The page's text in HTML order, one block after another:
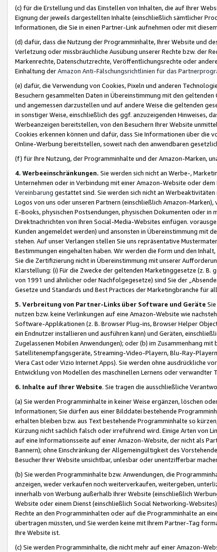
(c) für die Erstellung und das Einstellen von Inhalten, die auf Ihrer
Eignung der jeweils dargestellten Inhalte (einschließlich sämtlicher
Informationen, die Sie in einen Partner-Link aufnehmen oder mit
(d) dafür, dass die Nutzung der Programminhalte, Ihrer Website und
Verletzung oder missbräuchliche Ausübung unserer Rechte bzw. der
Markenrechte, Datenschutzrechte, Veröffentlichungsrechte oder
Einhaltung derAmazon Anti-Fälschungsrichtlinien für das
(e) dafür, die Verwendung von Cookies, Pixeln und anderen
Besuchern gesammelten Daten in Übereinstimmung mit den
und angemessen darzustellen und auf andere Weise die geltenden
in sonstiger Weise, einschließlich des ggf. anzuzeigenden Hinweises,
Werbeanzeigen bereitstellen, von den Besuchern Ihrer Website
Cookies erkennen können und dafür, dass Sie Informationen über die
Online-Werbung bereitstellen, soweit nach den anwendbaren
(f) für Ihre Nutzung, der Programminhalte und der Amazon-Marken,
4. Werbeeinschränkungen. Sie werden sich nicht an Werbe-,
Unternehmen oder in Verbindung mit einer Amazon-Website oder
Vereinbarung gestattet sind. Sie werden sich nicht an
Logos von uns oder unseren Partnern (einschließlich Amazon-
E-Books, physischen Postsendungen, physischen Dokumenten oder in
Direktnachrichten von Ihren Social-Media-Websites einfügen.
Kunden angemeldet werden) und ansonsten in Übereinstimmung mit
stehen. Auf unser Verlangen stellen Sie uns repräsentative
Bestimmungen eingehalten haben. Wir werden die Form und den
Sie die Zertifizierung nicht in Übereinstimmung mit unserer
Klarstellung: (i) Für die Zwecke der geltenden Marketinggesetze (z. B.
von 1991 und ähnlicher oder Nachfolgegesetze) sind Sie der
Gesetze und Standards und Best Practices der Marketingbranche für
5. Verbreitung von Partner-Links über Software und Geräte
nutzen bzw. keine Verlinkungen auf eine Amazon-Website wie
Software-Applikationen (z. B. Browser Plug-ins, Browser Helper
ein Endnutzer installieren und ausführen kann) und Geräten,
Zugelassenen Mobilen Anwendungen); oder (b) im Zusammenhang
Satellitenempfangsgeräte, Streaming-Video-Playern, Blu-Ray-
Viera Cast oder Vizio Internet Apps). Sie werden ohne ausdrückliche
Entwicklung von Modellen des maschinellen Lernens oder
6. Inhalte auf Ihrer Website. Sie tragen die ausschließliche
(a) Sie werden Programminhalte in keiner Weise ergänzen, löschen
Informationen; Sie dürfen aus einer Bilddatei bestehende
erhalten bleiben bzw. aus Text bestehende Programminhalte so
Kürzung nicht sachlich falsch oder irreführend wird. Einige Arten von
auf eine Informationsseite auf einer Amazon-Website, der nicht als
Bannern); ohne Einschränkung der Allgemeingültigkeit des
Besucher Ihrer Website unsichtbar, unlesbar oder unentzifferbar
(b) Sie werden Programminhalte bzw. Anwendungen, die
anzeigen, weder verkaufen noch weiterverkaufen, weitergeben,
innerhalb von Werbung außerhalb Ihrer Website (einschließlich
Website oder einem Dienst (einschließlich Social Networking-
Rechte an den Programminhalten oder auf die Programminhalte an
übertragen müssten, und Sie werden keine mit Ihrem Partner-Tag
Ihre Website ist.
(c) Sie werden Programminhalte, die nicht mehr auf einer Amazon-